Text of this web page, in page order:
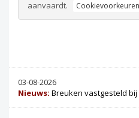
aanvaardt.
Cookievoorkeuren
03-08-2026
Nieuws: Breuken vastgesteld bij